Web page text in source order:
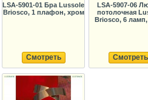
LSA-5901-01 Бра Lussole
Briosco, 1 плафон, хром
Смотреть
LSA-5907-06
потолочная
Briosco, 6
Смотреть